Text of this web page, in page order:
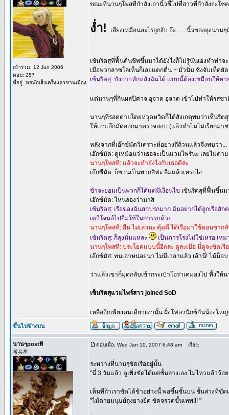
เข้าร่วม: 12 Jun 2006
ตอบ: 257
ที่อยู่: หอพักเส็งเคร็งแถวชานเมือง
ขณะที่นานๆโพสทีกำลังเอานิ้วชี้ไปที่สาวที่กำลังจะโช
ง่ำ! เสียงเหมือนอะไรถูกงับ อ๊ะ...... นิ้วของลุงนานๆ
เซ้นริตสุที่ฟื้นคืนชีพขึ้นมาได้ยังไงก็ไม่รู้นั่นเองทำท่า
เมื่อพวกลาซโลเห็นก็เลยแตกตื่น + มั่วนิ่ม ชิงจับเท็ดยั
เซ้นริตสุ: บังอาจหักหลังฉันได้ แบบนี้ต้องเขมือบให้ห
แต่นานๆที่กินผลปีศาจ อุจาด อุจาด เข้าไปทำให้รสช
นานๆที่รอดตายโดยหวุดหวิดก็ได้สังเกตุพบว่าเซ็นริต
ให้เอาเอ๊กมัดออกมาตรวจสอบ (แล้วทำไมไม่เรียกมา
หลังจากที่เอ๊กซ์มัดวิเคราะห์อย่างถึ่ถ้วนแล้วจึงพบว่า...
เอ๊กซ์มัด: ดูเหมือนว่าเธอจะเป็นแวมไพร์น่ะ เลยไม่ตาย
นานๆโพสที: แล้วจะทำยังไงกับเธอดีล่ะ
เอ๊กซืมัด: ก็ชวนเป็นพวกสิฟะ ลืมแล้วเหรอไง
ข้าจะยอมเป็นพวกก็ได้แต่มีเงื่อนไข เซ้นริตสุที่ฟื้นขึ้น
เอ๊กซ์มัด: ไหนลองว่ามาสิ
เซ้นริตสุ: เรือของฉันสกปรกมาก ฉันอยากได้ลูกเรือสั
เดวี่โจนส์ไปยืมใช้ในการรบด้วย
นานๆโพสที: อืม ไม่เลวนะ คุ้มดี ได้เรือมาใช้ตอนขา
เซ้นริตสุ: ก็ลุงนั่นแหละ
เป็นภารโรงไม่ใช่เหรอ เห
นานๆโพสที: ประโยคแบบนี้อีกละ ตูละเบื่อ นี่ตูจะขัดเรื
เอ๊กซ์มัส: ทนเอาหน่อยน่า ไม่มีเวลาแล้ว เอ้านี่! ไม้ม็
ว่าแล้วเขาก็มุดกลับเข้ากระเป๋าโอร่าเคม่องไป ทิ้งใ
เซ็นริตสุแวมไพร์สาว joined SoD
เหลืออีกเพียงคนเดียวเท่านั้น ฝั่งโฟลวนิกซ์กันน้องให
ขึ้นไปข้างบน
นานๆpostที
番兵星
ตอบเมื่อ: Wed Jan 10, 2007 6:48 am เรื่อง:
ระหว่างที่นานๆขัดเรืออยู่นั้น
"นี่ 3 วันแล้ว ตูเพิ่งขัดได้แค่ชั้นล่างเอง ไม่ไหวแล้วว้อ
เห็นทีถ้าเราขัดได้ช้าอย่างนี้ พอขึ้นชั้นบน ชั้นล่างที่ขัด
"ไม้ตายมนุษย์ถุงยางยืด ขัดจรวดขั้นเทพ!!! "